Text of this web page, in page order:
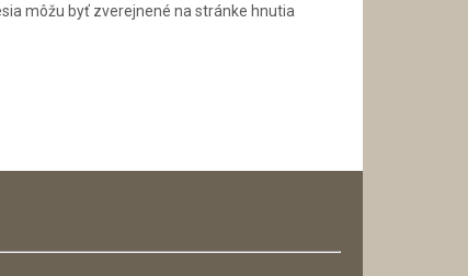
môžu byť zverejnené na stránke hnutia